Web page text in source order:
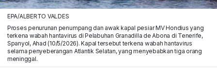
EPA/ALBERTO VALDES
Proses penurunan penumpang dan awak kapal pesiar MV Hondius yang
terkena wabah hantavirus di Pelabuhan Granadilla de Abona di Tenerife,
Spanyol, Ahad (10/5/2026). Kapal tersebut terkena wabah hantavirus
selama penyeberangan Atlantik Selatan, yang menyebabkan tiga orang
meninggal.